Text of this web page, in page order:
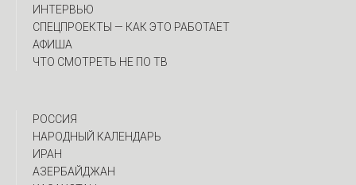
ИНТЕРВЬЮ
CПЕЦПРОЕКТЫ — КАК ЭТО РАБОТАЕТ
АФИША
ЧТО СМОТРЕТЬ НЕ ПО ТВ
РОССИЯ
НАРОДНЫЙ КАЛЕНДАРЬ
ИРАН
АЗЕРБАЙДЖАН